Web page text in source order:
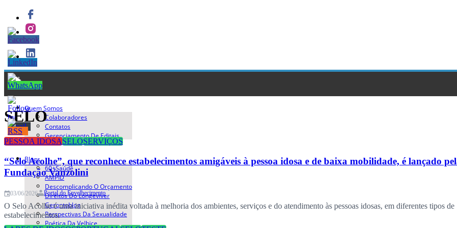
Quem Somos
Colaboradores
Contatos
Gerenciamento De Editais
Blogs
60+saúde
AMPID
Descomplicando O Orçamento
Direitos Do Longeviver
Gerontoblog
Perspectivas Da Sexualidade
Poética Da Velhice
SELO
PESSOA IDOSASELOSERVIÇOS
“Selo Acolhe”, que reconhece estabelecimentos amigáveis à pessoa idosa e de baixa mobilidade, é lançado
Fundação Vanzolini
03/06/2026 Portal do Envelhecimento
O Selo Acolhe é uma iniciativa inédita voltada à melhoria dos ambientes, serviços e do atendimento às pessoas idosas, em diferentes tipos de
estabelecimentos.